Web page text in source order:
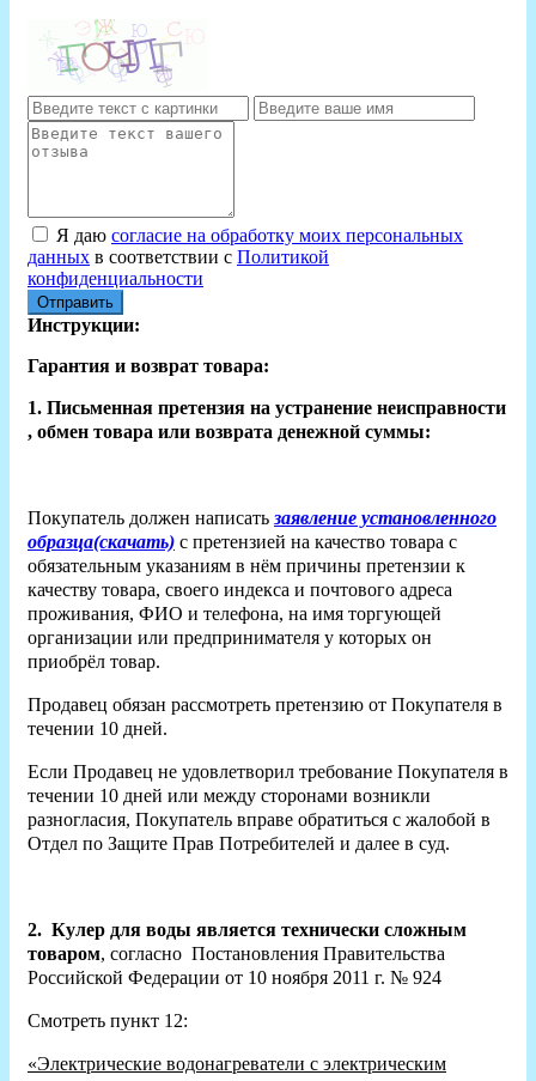
Я даю согласие на обработку моих персональных
данных в соответствии с Политикой
конфиденциальности
Отправить
Инструкции:
Гарантия и возврат товара:
1. Письменная претензия на устранение неисправности
, обмен товара или возврата денежной суммы:
Покупатель должен написать заявление установленного
образца(скачать) с претензией на качество товара с
обязательным указаниям в нём причины претензии к
качеству товара, своего индекса и почтового адреса
проживания, ФИО и телефона, на имя торгующей
организации или предпринимателя у которых он
приобрёл товар.
Продавец обязан рассмотреть претензию от Покупателя в
течении 10 дней.
Если Продавец не удовлетворил требование Покупателя в
течении 10 дней или между сторонами возникли
разногласия, Покупатель вправе обратиться с жалобой в
Отдел по Защите Прав Потребителей и далее в суд.
2. Кулер для воды является технически сложным
товаром, согласно Постановления Правительства
Российской Федерации от 10 ноября 2011 г. № 924
Смотреть пункт 12:
«Электрические водонагреватели с электрическим